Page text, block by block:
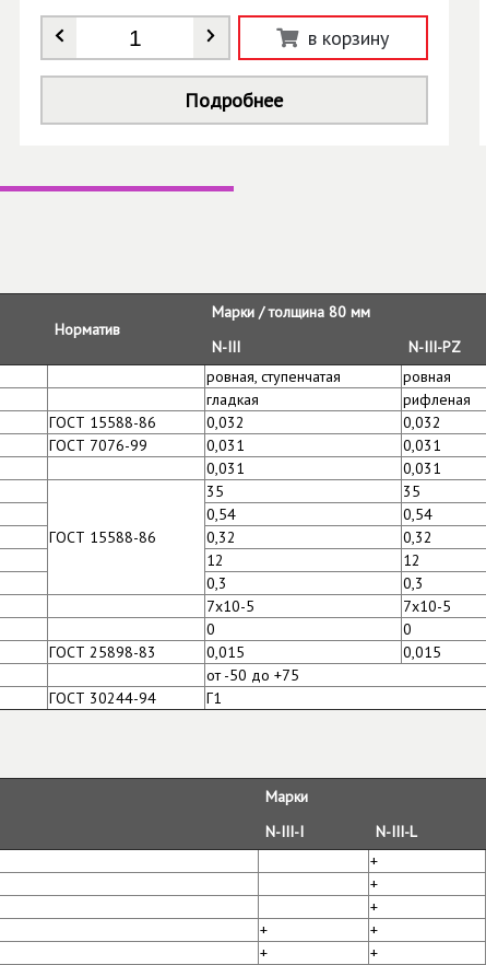
Количество * в корзину
Подробнее
Норматив
Марки / толщина 80 мм
N-III
N-III-PZ
ровная, ступенчатая ровная
гладкая рифленая
ГОСТ 15588-86 0,032 0,032
ГОСТ 7076-99 0,031 0,031
0,031 0,031
ГОСТ 15588-86
35 35
0,54 0,54
0,32 0,32
12 12
0,3 0,3
7х10-5 7х10-5
0 0
ГОСТ 25898-83 0,015 0,015
от -50 до +75
ГОСТ 30244-94 Г1
Марки
N-III-I
N-III-L
+
+
+
+ +
+ +